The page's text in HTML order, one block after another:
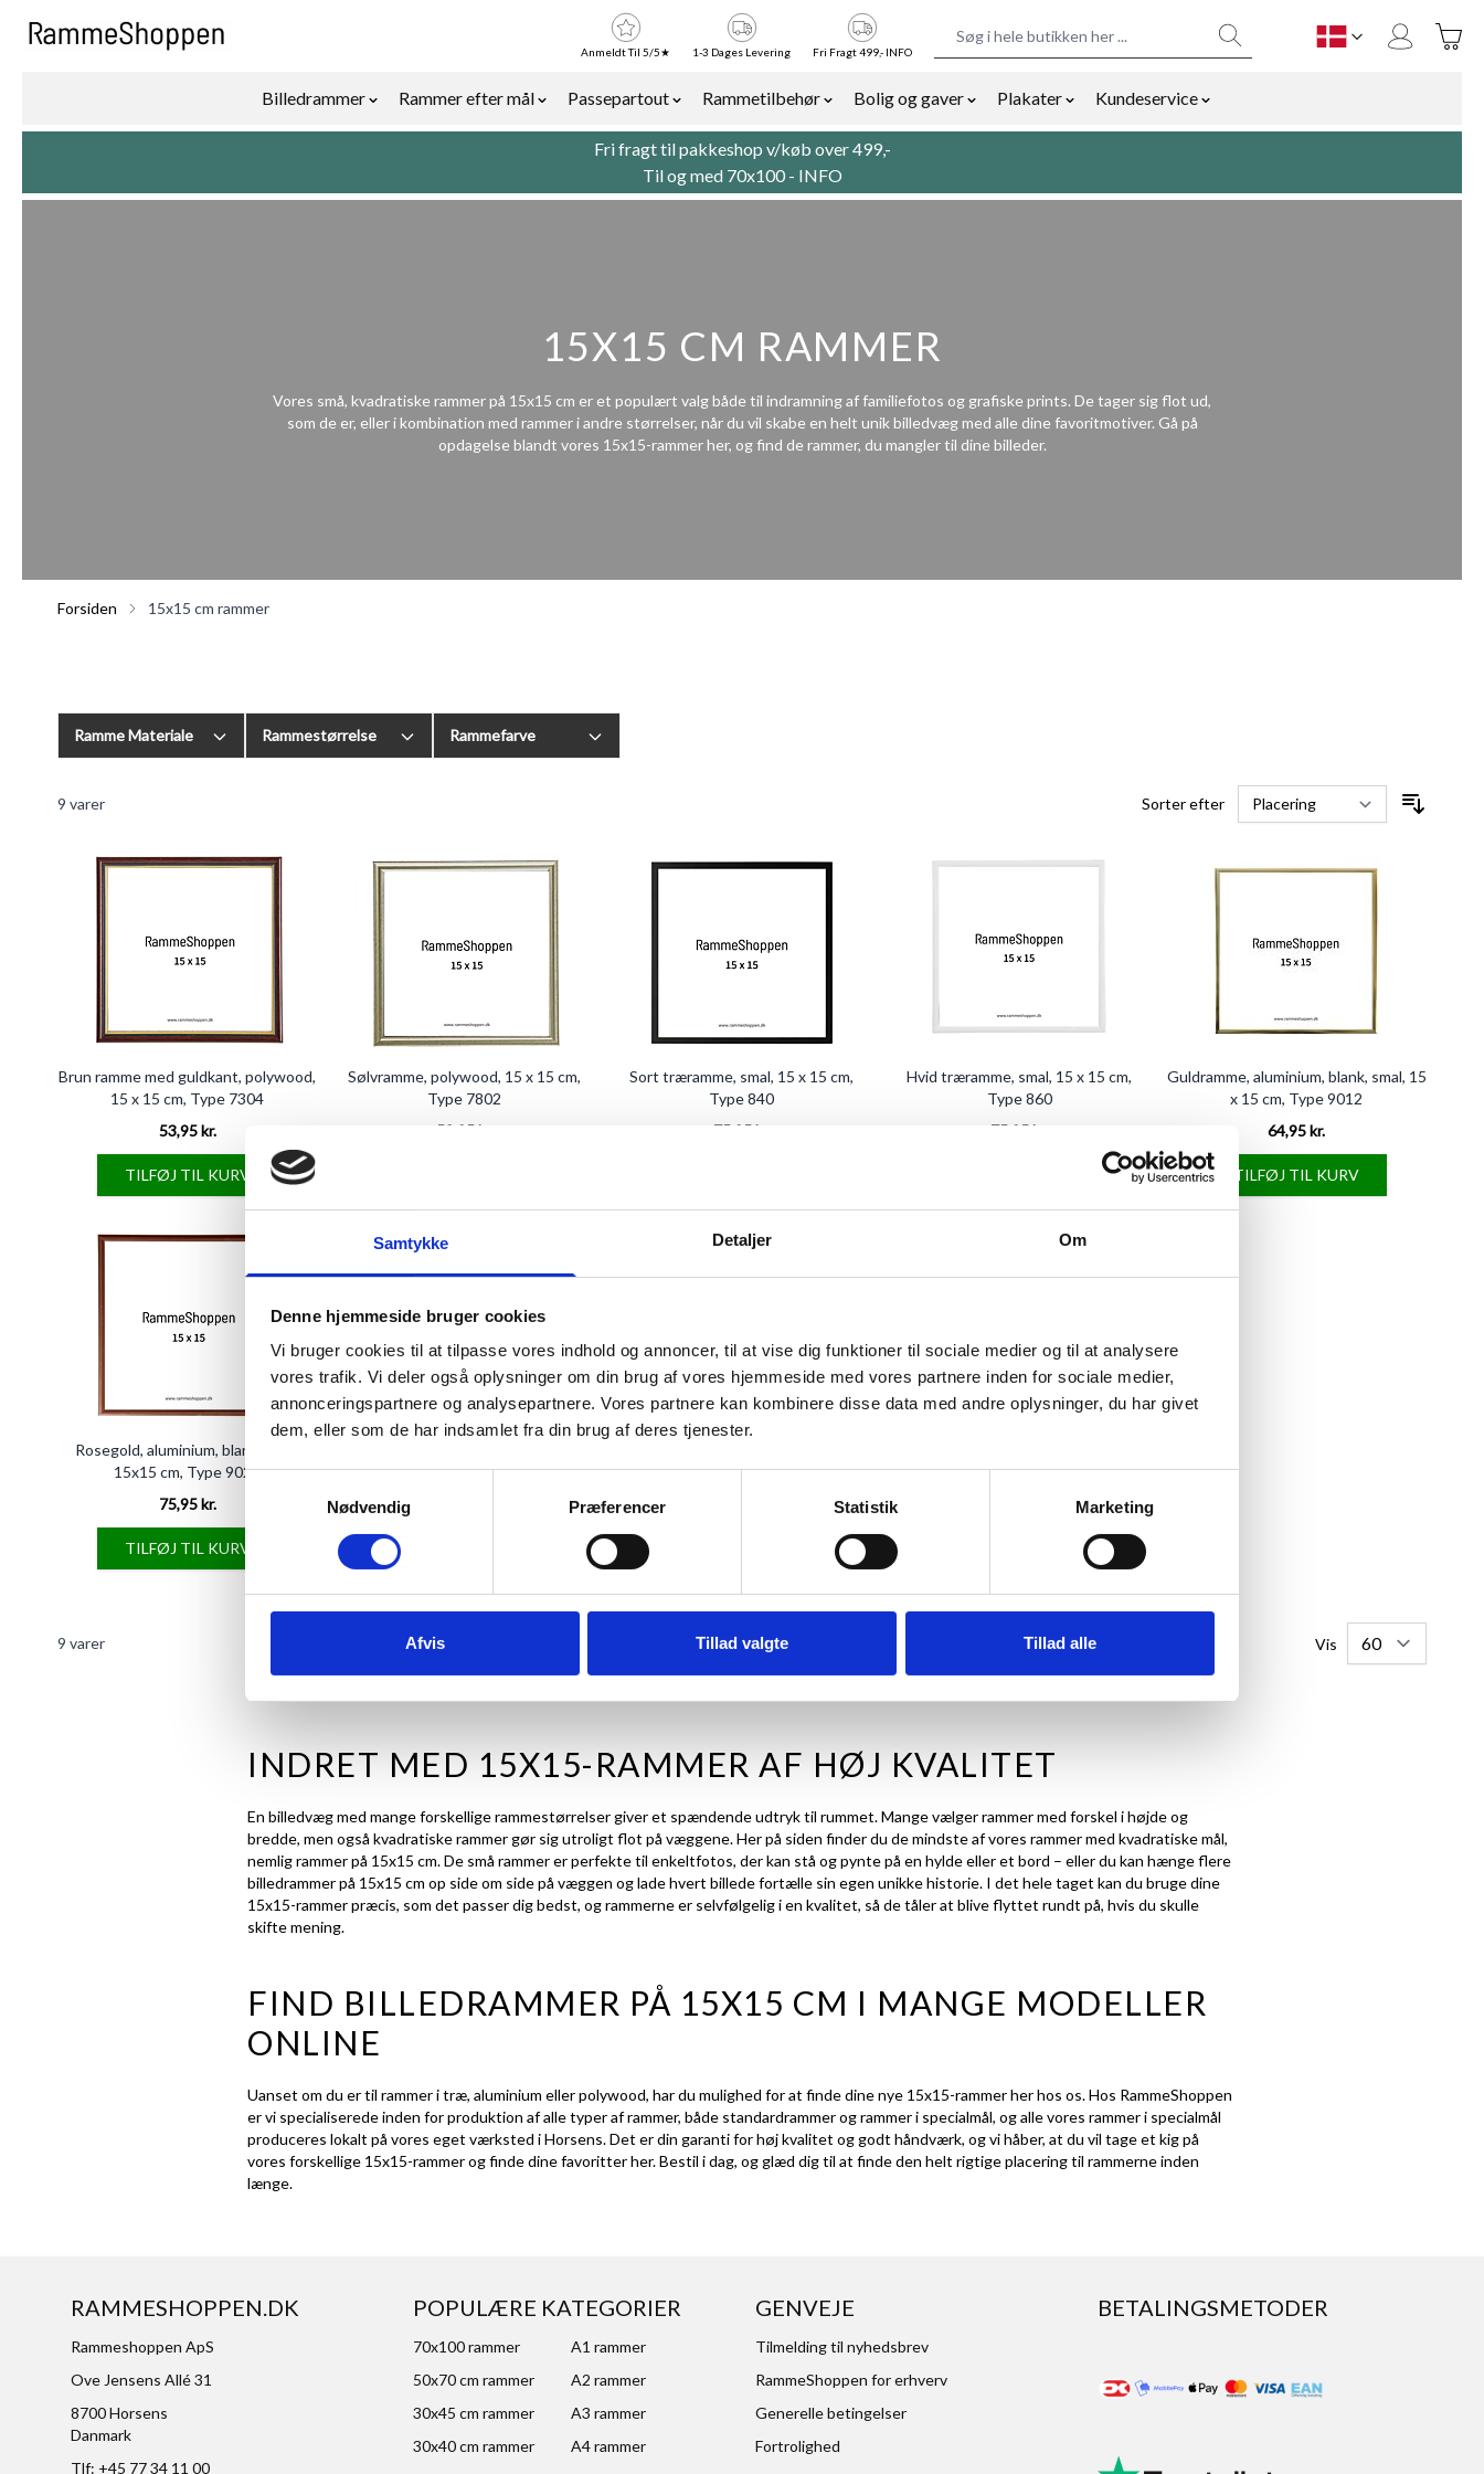
Samtykke Detaljer Om
Denne hjemmeside bruger cookies
Vi bruger cookies til at tilpasse vores indhold og annoncer, til at vise dig funktioner til sociale medier og til at analysere
vores trafik. Vi deler også oplysninger om din brug af vores hjemmeside med vores partnere inden for sociale medier,
annonceringspartnere og analysepartnere. Vores partnere kan kombinere disse data med andre oplysninger, du har givet
dem, eller som de har indsamlet fra din brug af deres tjenester.
Samtykkevalg
Nødvendig
Præferencer Statistik Marketing
Afvis Tillad valgte Tillad alle
Billedrammer
Rammer efter mål
Passepartout
Rammetilbehør
Bolig og gaver
Plakater
Kundeservice
Anmeldt Til 5/5★ 1-3 Dages Levering Fri Fragt 499,- INFO DK
Fri fragt til pakkeshop v/køb over 499,-
Til og med 70x100 - INFO
15X15 CM RAMMER
Vores små, kvadratiske rammer på 15x15 cm er et populært valg både til indramning af familiefotos og grafiske prints. De tager sig flot ud,
som de er, eller i kombination med rammer i andre størrelser, når du vil skabe en helt unik billedvæg med alle dine favoritmotiver. Gå på
opdagelse blandt vores 15x15-rammer her, og find de rammer, du mangler til dine billeder.
Forsiden 15x15 cm rammer
Ramme Materiale Rammestørrelse Rammefarve
9 varer Sorter efter
Brun ramme med guldkant, polywood,
15 x 15 cm, Type 7304
53,95 kr.
TILFØJ TIL KURV
Sølvramme, polywood, 15 x 15 cm,
Type 7802
53,95 kr.
Sort træramme, smal, 15 x 15 cm,
Type 840
75,95 kr.
Hvid træramme, smal, 15 x 15 cm,
Type 860
75,95 kr.
Guldramme, aluminium, blank, smal, 15
x 15 cm, Type 9012
64,95 kr.
TILFØJ TIL KURV
Rosegold, aluminium, blank, smal,
15x15 cm, Type 9022
75,95 kr.
TILFØJ TIL KURV
cm - Type 320
15 cm, Type 670
Type 672
9 varer Vis
INDRET MED 15X15-RAMMER AF HØJ KVALITET
En billedvæg med mange forskelligerammestørrelsergiver et spændende udtryk til rummet. Mange vælger rammer med forskel i højde og
bredde, men også kvadratiske rammergør sig utroligt flot på væggene. Her på siden finder du de mindste af vores rammer med kvadratiske mål,
nemlig rammer på 15x15 cm. De små rammer er perfekte til enkeltfotos, der kan stå og pynte på en hylde eller et bord – eller du kan hænge flere
billedrammer på 15x15 cm op side om side på væggen og lade hvert billede fortælle sin egen unikke historie. I det hele taget kan du bruge dine
15x15-rammer præcis, som det passer dig bedst, og rammerne er selvfølgelig i en kvalitet, så de tåler at blive flyttet rundt på, hvis du skulle
skifte mening.
FIND BILLEDRAMMER PÅ 15X15 CM I MANGE MODELLER
ONLINE
Uanset om du er til rammer i træ, aluminium eller polywood, har du mulighed for at finde dine nye 15x15-rammer her hos os. Hos RammeShoppen
er vi specialiserede inden for produktion af alle typer af rammer, både standardrammerogrammer i specialmål, og alle vores rammer i specialmål
produceres lokalt på vores eget værksted i Horsens. Det er din garanti for høj kvalitet og godt håndværk, og vi håber, at du vil tage et kig på
vores forskellige 15x15-rammer og finde dine favoritter her. Bestil i dag, og glæd dig til at finde den helt rigtige placering til rammerne inden
længe.
RAMMESHOPPEN.DK
Rammeshoppen ApS
Ove Jensens Allé 31
8700 Horsens
Danmark
Tlf: +45 77 34 11 00
POPULÆRE KATEGORIER
70x100 rammer
A1 rammer
50x70 cm rammer
A2 rammer
30x45 cm rammer
A3 rammer
30x40 cm rammer
A4 rammer
GENVEJE
Tilmelding til nyhedsbrev
RammeShoppen for erhverv
Generelle betingelser
Fortrolighed
BETALINGSMETODER